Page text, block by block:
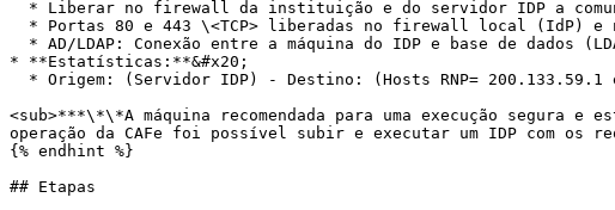
* **Estatísticas:**&#x20;
<sub>***\*\*A máquina recomendada para uma execução segura e
operação da CAFe foi possível subir e executar um IDP com os
{% endhint %}
## Etapas